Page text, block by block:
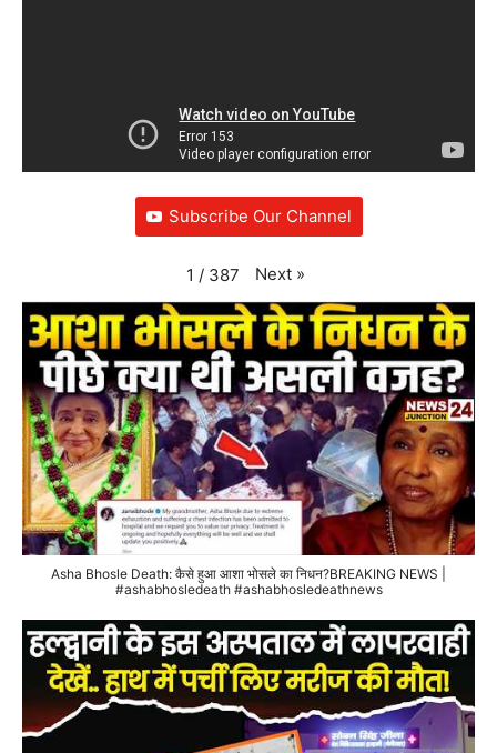
Subscribe Our Channel
1 / 387 Next »
Asha Bhosle Death: कैसे हुआ आशा भोसले का निधन?BREAKING NEWS |
#ashabhosledeath #ashabhosledeathnews